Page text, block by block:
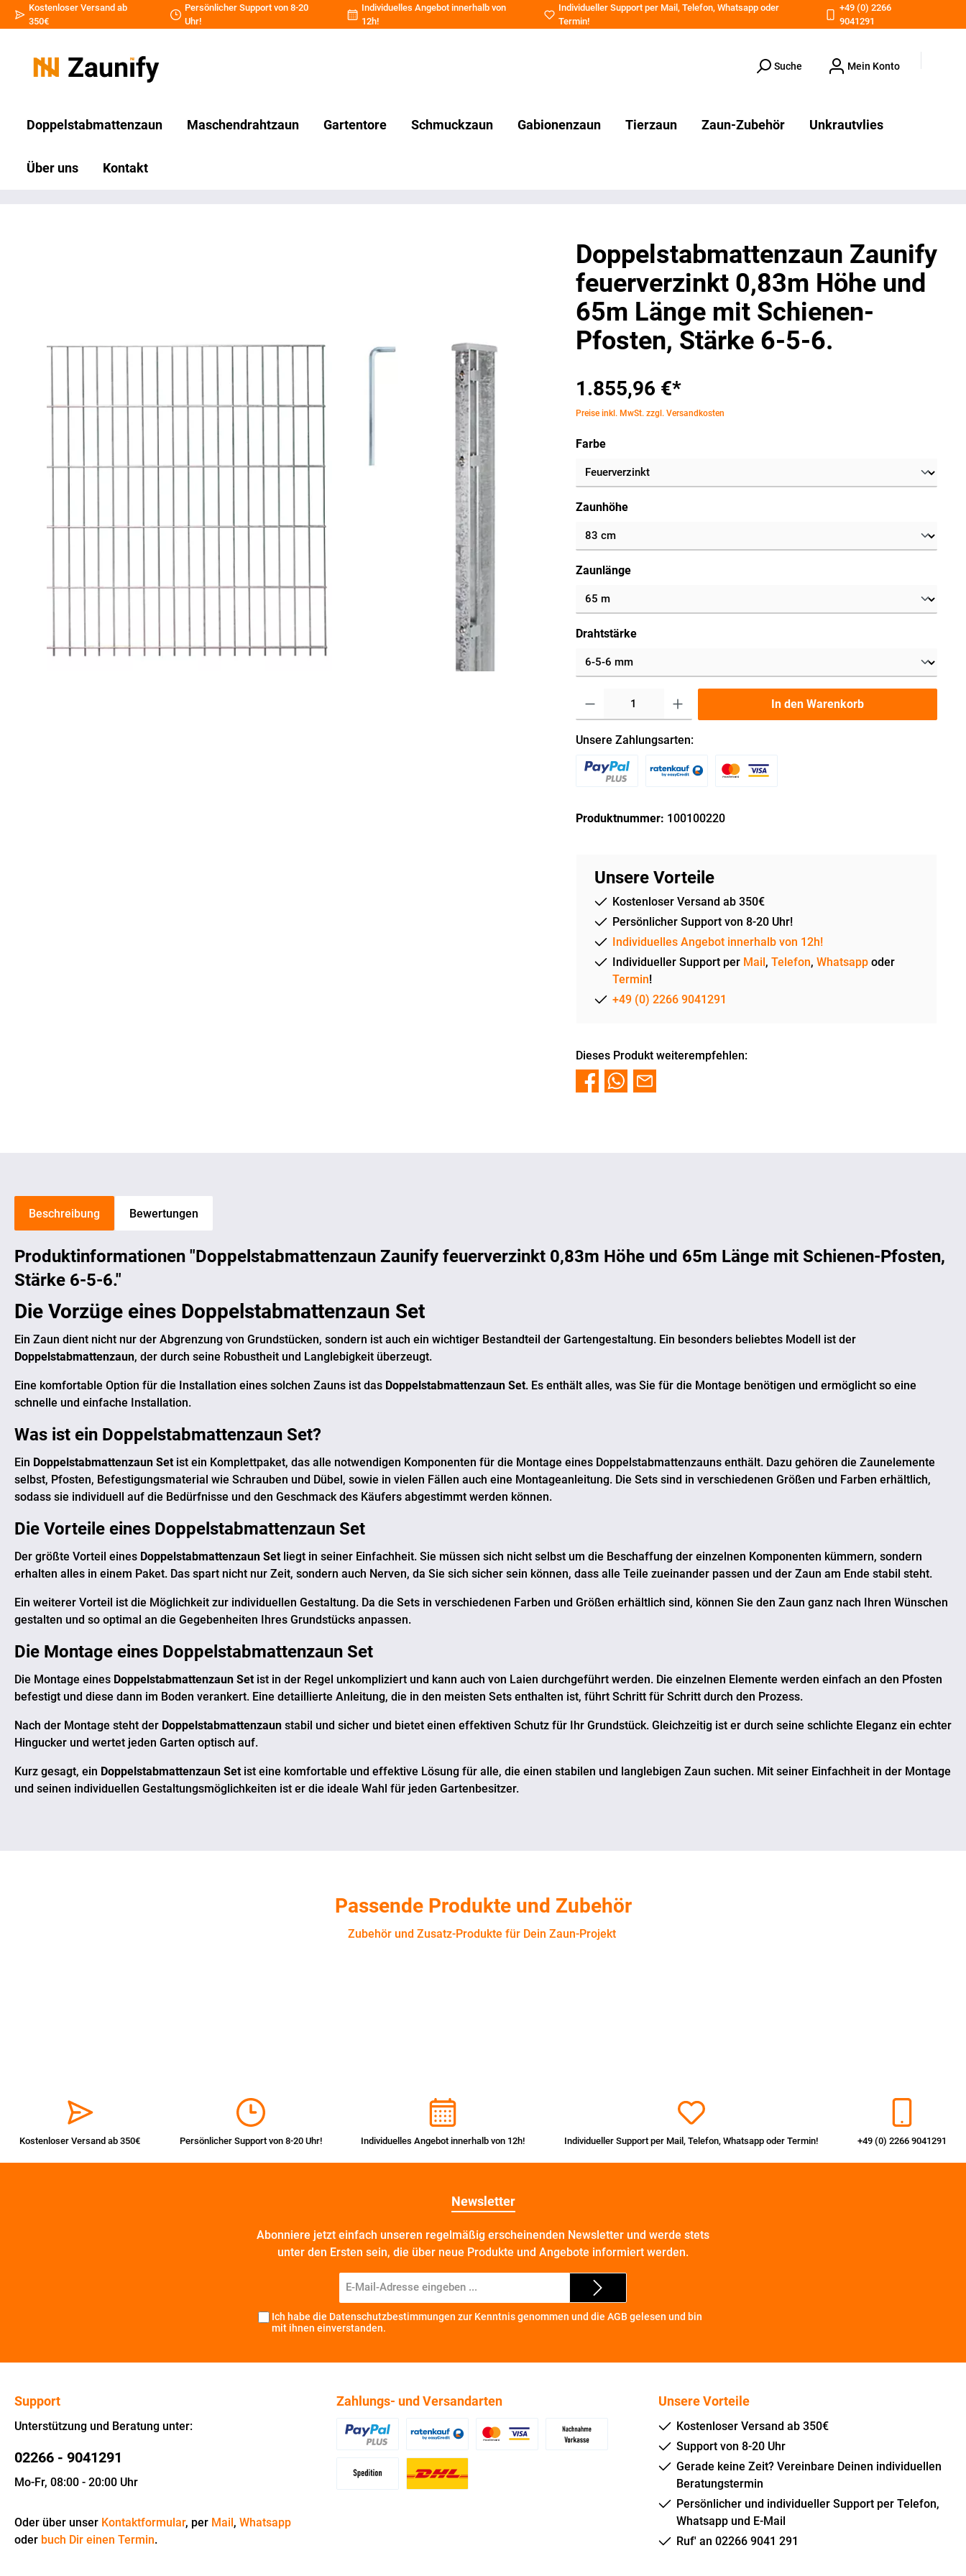
Kostenloser Versand ab
350€
Persönlicher Support von 8-20
Uhr!
Individuelles Angebot innerhalb von
12h!
Individueller Support per Mail , Telefon, Whatsappoder
Termin!
+49 (0) 2266
9041291
Suche Mein Konto
Doppelstabmattenzaun Maschendrahtzaun Gartentore Schmuckzaun Gabionenzaun Tierzaun Zaun-Zubehör Unkrautvlies
Über uns Kontakt
Doppelstabmattenzaun Zaunify
feuerverzinkt 0,83m Höhe und
65m Länge mit Schienen-
Pfosten, Stärke 6-5-6.
1.855,96 €*
Preise inkl. MwSt. zzgl. Versandkosten
Farbe
Zaunhöhe
Zaunlänge
Drahtstärke
In den Warenkorb
Unsere Zahlungsarten:
Produktnummer: 100100220
Unsere Vorteile
Kostenloser Versand ab 350€
Persönlicher Support von 8-20 Uhr!
Individuelles Angebot innerhalb von 12h!
Individueller Support per Mail, Telefon, Whatsappoder
Termin!
+49 (0) 2266 9041291
Dieses Produkt weiterempfehlen:
Beschreibung Bewertungen
Produktinformationen "Doppelstabmattenzaun Zaunify feuerverzinkt 0,83m Höhe und 65m Länge mit Schienen-Pfosten,
Stärke 6-5-6."
Die Vorzüge eines Doppelstabmattenzaun Set
Ein Zaun dient nicht nur der Abgrenzung von Grundstücken, sondern ist auch ein wichtiger Bestandteil der Gartengestaltung. Ein besonders beliebtes Modell ist der
Doppelstabmattenzaun, der durch seine Robustheit und Langlebigkeit überzeugt.
Eine komfortable Option für die Installation eines solchen Zauns ist das Doppelstabmattenzaun Set. Es enthält alles, was Sie für die Montage benötigen und ermöglicht so eine
schnelle und einfache Installation.
Was ist ein Doppelstabmattenzaun Set?
Ein Doppelstabmattenzaun Setist ein Komplettpaket, das alle notwendigen Komponenten für die Montage eines Doppelstabmattenzauns enthält. Dazu gehören die Zaunelemente
selbst, Pfosten, Befestigungsmaterial wie Schrauben und Dübel, sowie in vielen Fällen auch eine Montageanleitung. Die Sets sind in verschiedenen Größen und Farben erhältlich,
sodass sie individuell auf die Bedürfnisse und den Geschmack des Käufers abgestimmt werden können.
Die Vorteile eines Doppelstabmattenzaun Set
Der größte Vorteil eines Doppelstabmattenzaun Setliegt in seiner Einfachheit. Sie müssen sich nicht selbst um die Beschaffung der einzelnen Komponenten kümmern, sondern
erhalten alles in einem Paket. Das spart nicht nur Zeit, sondern auch Nerven, da Sie sich sicher sein können, dass alle Teile zueinander passen und der Zaun am Ende stabil steht.
Ein weiterer Vorteil ist die Möglichkeit zur individuellen Gestaltung. Da die Sets in verschiedenen Farben und Größen erhältlich sind, können Sie den Zaun ganz nach Ihren Wünschen
gestalten und so optimal an die Gegebenheiten Ihres Grundstücks anpassen.
Die Montage eines Doppelstabmattenzaun Set
Die Montage eines Doppelstabmattenzaun Setist in der Regel unkompliziert und kann auch von Laien durchgeführt werden. Die einzelnen Elemente werden einfach an den Pfosten
befestigt und diese dann im Boden verankert. Eine detaillierte Anleitung, die in den meisten Sets enthalten ist, führt Schritt für Schritt durch den Prozess.
Nach der Montage steht der Doppelstabmattenzaun stabil und sicher und bietet einen effektiven Schutz für Ihr Grundstück. Gleichzeitig ist er durch seine schlichte Eleganz ein echter
Hingucker und wertet jeden Garten optisch auf.
Kurz gesagt, ein Doppelstabmattenzaun Setist eine komfortable und effektive Lösung für alle, die einen stabilen und langlebigen Zaun suchen. Mit seiner Einfachheit in der Montage
und seinen individuellen Gestaltungsmöglichkeiten ist er die ideale Wahl für jeden Gartenbesitzer.
Passende Produkte und Zubehör
Zubehör und Zusatz-Produkte für Dein Zaun-Projekt
Kostenloser Versand ab 350€ Persönlicher Support von 8-20 Uhr! Individuelles Angebot innerhalb von 12h! Individueller Support per Mail,Telefon,Whatsapp oderTermin! +49 (0) 2266 9041291
Newsletter
Abonniere jetzt einfach unseren regelmäßig erscheinenden Newsletter und werde stets
unter den Ersten sein, die über neue Produkte und Angebote informiert werden.
Mail-
Adresse*
Ich habe die Datenschutzbestimmungen zur Kenntnis genommen und die AGB gelesen und bin
mit ihnen einverstanden.
Support
Unterstützung und Beratung unter:
02266 - 9041291
Mo-Fr, 08:00 - 20:00 Uhr
Oder über unser Kontaktformular, per Mail, Whatsapp
oder buch Dir einen Termin.
Zahlungs- und Versandarten Unsere Vorteile
Kostenloser Versand ab 350€
Support von 8-20 Uhr
Gerade keine Zeit? Vereinbare Deinen individuellen
Beratungstermin
Persönlicher und individueller Support per Telefon,
Whatsapp und E-Mail
Ruf' an 02266 9041 291